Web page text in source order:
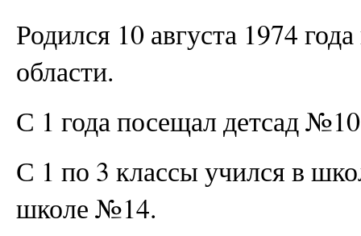
Родился 10 августа 1974
области.
С 1 года посещал детсад
С 1 по 3 классы учился в
школе №14.